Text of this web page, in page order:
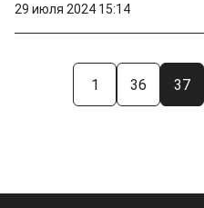
29 июля 2024 15:14
1 36 37